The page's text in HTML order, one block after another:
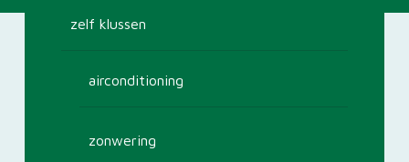
zelf klussen
airconditioning
zonwering